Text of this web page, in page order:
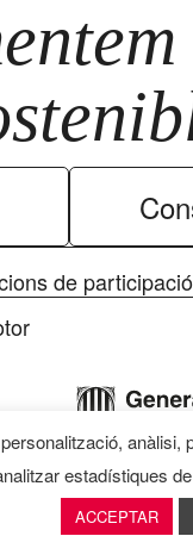
de participació
estadístiques
ACCEPTAR